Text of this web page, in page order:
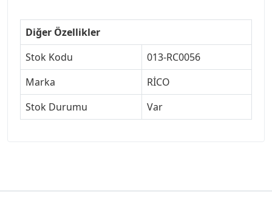
Diğer Özellikler
Stok Kodu
013-RC0056
Marka
RİCO
Stok Durumu
Var